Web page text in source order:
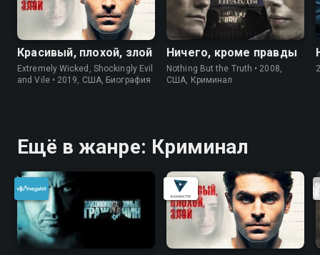
Красивый, плохой, злой
Extremely Wicked, Shockingly Evil
and Vile • 2019, США, Биография
Ничего, кроме правды
Nothing But the Truth • 2008,
США, Криминал
Ещё в жанре: Криминал